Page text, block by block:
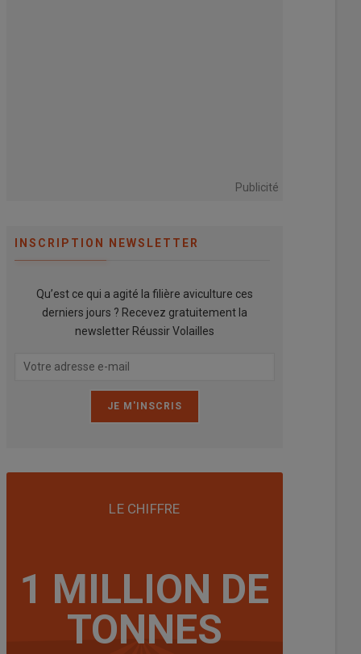
Publicité
INSCRIPTION NEWSLETTER
Qu’est ce qui a agité la filière aviculture ces
derniers jours ? Recevez gratuitement la
newsletter Réussir Volailles
LE CHIFFRE
1 MILLION DE
TONNES